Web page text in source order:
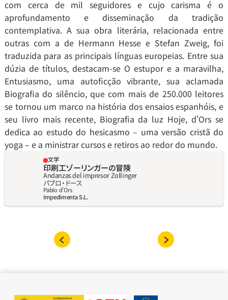
com cerca de mil seguidores e cujo carisma é o
aprofundamento e disseminação da tradição
contemplativa. A sua obra literária, relacionada entre
outras com a de Hermann Hesse e Stefan Zweig, foi
traduzida para as principais línguas europeias. Entre sua
dúzia de títulos, destacam-se O estupor e a maravilha,
Entusiasmo, uma autoficção vibrante, sua aclamada
Biografia do silêncio, que com mais de 250.000 leitores
se tornou um marco na história dos ensaios espanhóis, e
seu livro mais recente, Biografia da luz Hoje, d'Ors se
dedica ao estudo do hesicasmo – uma versão cristã do
yoga – e a ministrar cursos e retiros ao redor do mundo.
文学
印刷工ゾーリンガーの冒険
Andanzas del impresor Zollinger
パブロ‧ドース
Pablo d'Ors
Impedimenta S.L.